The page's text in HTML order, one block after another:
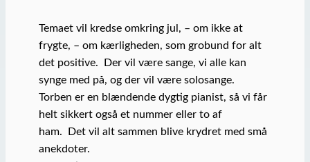
Temaet vil kredse omkring jul, – om ikke at
frygte, – om kærligheden, som grobund for alt
det positive. Der vil være sange, vi alle kan
synge med på, og der vil være solosange.
Torben er en blændende dygtig pianist, så vi får
helt sikkert også et nummer eller to af
ham. Det vil alt sammen blive krydret med små
anekdoter.